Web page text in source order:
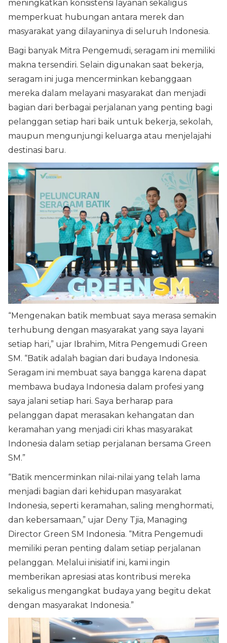
meningkatkan konsistensi layanan sekaligus
memperkuat hubungan antara merek dan
masyarakat yang dilayaninya di seluruh Indonesia.
Bagi banyak Mitra Pengemudi, seragam ini memiliki
makna tersendiri. Selain digunakan saat bekerja,
seragam ini juga mencerminkan kebanggaan
mereka dalam melayani masyarakat dan menjadi
bagian dari berbagai perjalanan yang penting bagi
pelanggan setiap hari baik untuk bekerja, sekolah,
maupun mengunjungi keluarga atau menjelajahi
destinasi baru.
“Mengenakan batik membuat saya merasa semakin
terhubung dengan masyarakat yang saya layani
setiap hari,” ujar Ibrahim, Mitra Pengemudi Green
SM. “Batik adalah bagian dari budaya Indonesia.
Seragam ini membuat saya bangga karena dapat
membawa budaya Indonesia dalam profesi yang
saya jalani setiap hari. Saya berharap para
pelanggan dapat merasakan kehangatan dan
keramahan yang menjadi ciri khas masyarakat
Indonesia dalam setiap perjalanan bersama Green
SM.”
“Batik mencerminkan nilai-nilai yang telah lama
menjadi bagian dari kehidupan masyarakat
Indonesia, seperti keramahan, saling menghormati,
dan kebersamaan,” ujar Deny Tjia, Managing
Director Green SM Indonesia. “Mitra Pengemudi
memiliki peran penting dalam setiap perjalanan
pelanggan. Melalui inisiatif ini, kami ingin
memberikan apresiasi atas kontribusi mereka
sekaligus mengangkat budaya yang begitu dekat
dengan masyarakat Indonesia.”